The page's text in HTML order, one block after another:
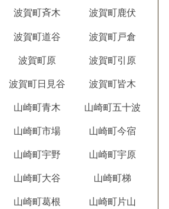
波賀町斉木 波賀町鹿伏
波賀町道谷 波賀町戸倉
波賀町原 波賀町引原
波賀町日見谷 波賀町皆木
山崎町青木 山崎町五十波
山崎町市場 山崎町今宿
山崎町宇野 山崎町宇原
山崎町大谷 山崎町梯
山崎町葛根 山崎町片山